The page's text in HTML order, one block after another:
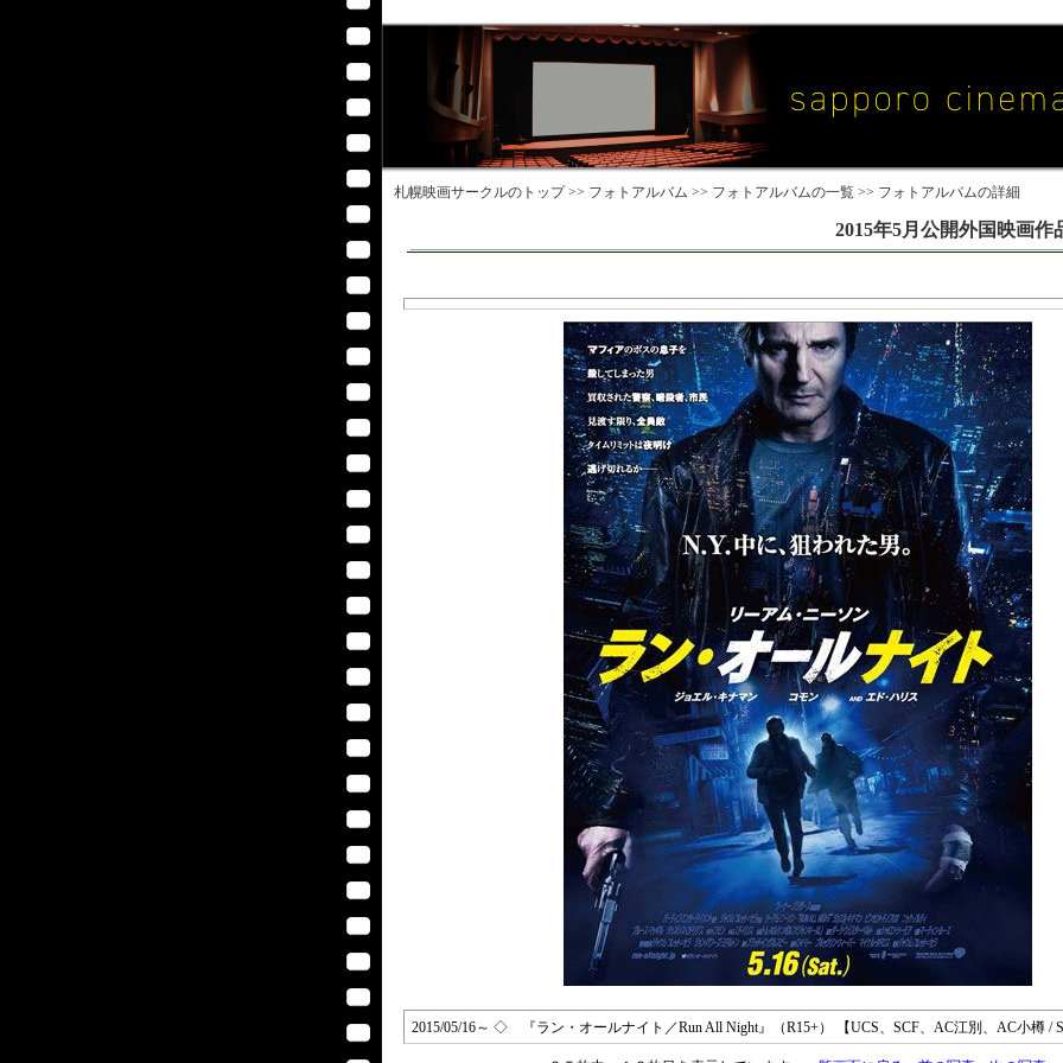
札幌映画サークルのトップ >> フォトアルバム >> フォトアルバムの一覧 >> フォトアルバムの詳細
2015年5月公開外国映画作
2015/05/16～ ◇ 『ラン・オールナイト／Run All Night』（R15+） 【UCS、SCF、AC江別、AC小樽 /